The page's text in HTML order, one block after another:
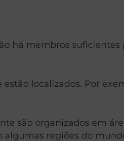
há membros suficientes
localizados. Por
são organizados em
regiões do